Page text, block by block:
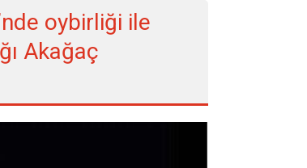
oybirliği ile
Akağaç